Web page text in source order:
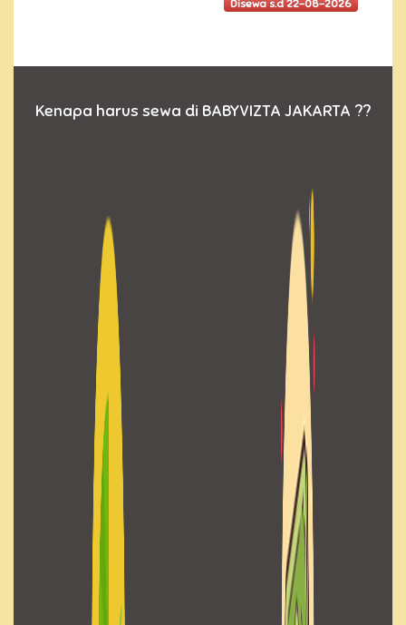
Disewa s.d 22-08-2026
Kenapa harus sewa di BABYVIZTA JAKARTA ??